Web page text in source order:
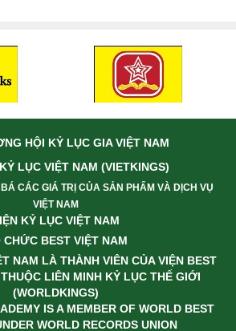
HỘI KỶ LỤC GIA VIỆT NAM
LỤC VIỆT NAM (VIETKINGS)
CÁC GIÁ TRỊ CỦA SẢN PHẨM VÀ DỊCH VỤ
VIỆT NAM
KỶ LỤC VIỆT NAM
CHỨC BEST VIỆT NAM
NAM LÀ THÀNH VIÊN CỦA VIỆN BEST
LIÊN MINH KỶ LỤC THẾ GIỚI
(WORLDKINGS)
IS A MEMBER OF WORLD BEST
WORLD RECORDS UNION